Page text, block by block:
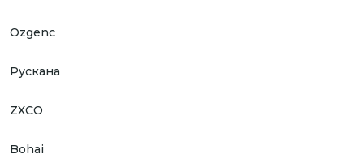
Ozgenc
Рускана
ZXCO
Bohai